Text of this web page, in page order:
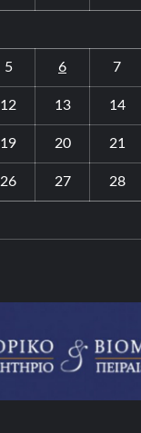
5 6 7
12 13 14
19 20 21
26 27 28